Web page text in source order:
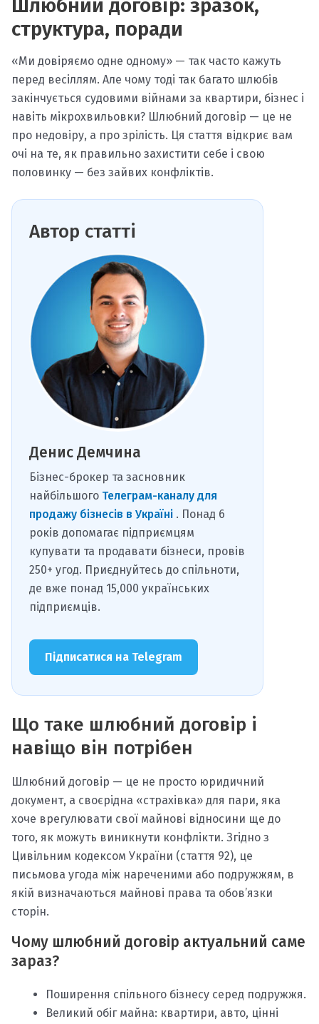
Шлюбний договір: зразок,
структура, поради
«Ми довіряємо одне одному» — так часто кажуть
перед весіллям. Але чому тоді так багато шлюбів
закінчується судовими війнами за квартири, бізнес і
навіть мікрохвильовки? Шлюбний договір — це не
про недовіру, а про зрілість. Ця стаття відкриє вам
очі на те, як правильно захистити себе і свою
половинку — без зайвих конфліктів.
Автор статті
Денис Демчина
Бізнес-брокер та засновник
найбільшого Телеграм-каналу для
продажу бізнесів в Україні . Понад 6
років допомагає підприємцям
купувати та продавати бізнеси, провів
250+ угод. Приєднуйтесь до спільноти,
де вже понад 15,000 українських
підприємців.
Підписатися на Telegram
Що таке шлюбний договір і
навіщо він потрібен
Шлюбний договір — це не просто юридичний
документ, а своєрідна «страхівка» для пари, яка
хоче врегулювати свої майнові відносини ще до
того, як можуть виникнути конфлікти. Згідно з
Цивільним кодексом України (стаття 92), це
письмова угода між нареченими або подружжям, в
якій визначаються майнові права та обов’язки
сторін.
Чому шлюбний договір актуальний саме
зараз?
Поширення спільного бізнесу серед подружжя.
Великий обіг майна: квартири, авто, цінні